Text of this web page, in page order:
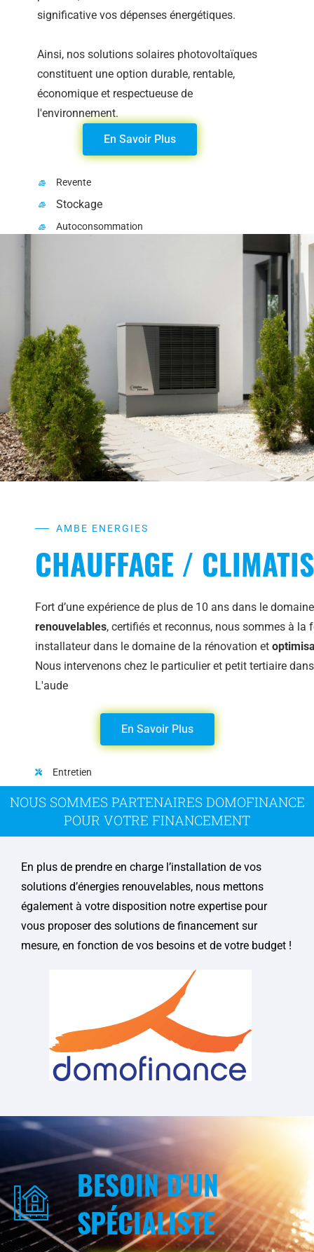
significative vos dépenses énergétiques.
Ainsi, nos solutions solaires photovoltaïques
constituent une option durable, rentable,
économique et respectueuse de
l'environnement.
En Savoir Plus
Revente
Stockage
Autoconsommation
AMBE ENERGIES
CHAUFFAGE /
Fort d’une expérience de plus de 10 ans dans le
renouvelables, certifiés et reconnus, nous sommes à la
installateur dans le domaine de la rénovation et
Nous intervenons chez le particulier et petit tertiaire dans
L'aude
En Savoir Plus
Entretien
NOUS SOMMES PARTENAIRES DOMOFINANCE
POUR VOTRE FINANCEMENT
En plus de prendre en charge l’installation de vos
solutions d’énergies renouvelables, nous mettons
également à votre disposition notre expertise pour
vous proposer des solutions de financement sur
mesure, en fonction de vos besoins et de votre budget !
BESOIN D'UN
SPÉCIALISTE